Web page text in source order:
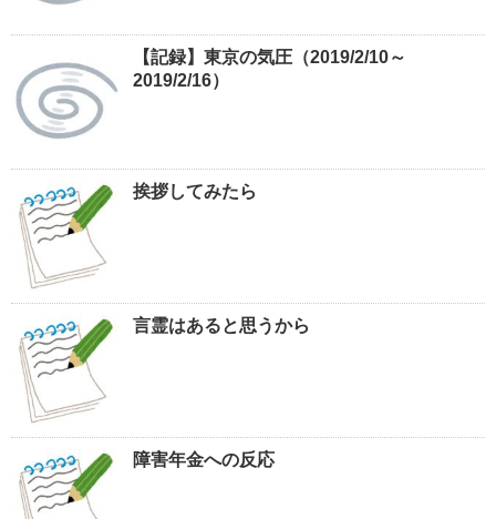
【記録】東京の気圧（2019/2/10～
2019/2/16）
挨拶してみたら
言霊はあると思うから
障害年金への反応